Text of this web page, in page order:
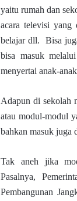
yaitu rumah dan
acara televisi yang
belajar dll. Bisa
bisa masuk
menyertai anak-
Adapun di sekolah
atau modul-modul
bahkan masuk juga
Tak aneh jika
Pasalnya,
Pembangunan